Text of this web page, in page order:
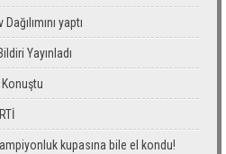
yaptı
Yayınladı
Konuştu
kupasına bile el kondu!